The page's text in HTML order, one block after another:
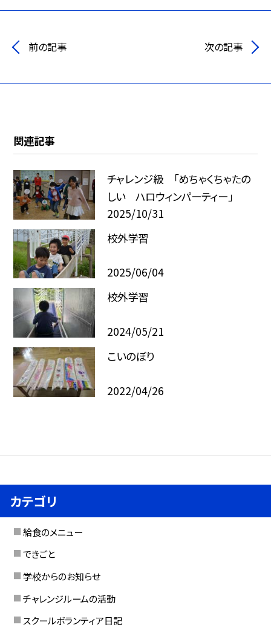
前の記事 次の記事
関連記事
チャレンジ級 「めちゃくちゃたの
しい ハロウィンパーティー」
2025/10/31
校外学習
2025/06/04
校外学習
2024/05/21
こいのぼり
2022/04/26
カテゴリ
給食のメニュー
できごと
学校からのお知らせ
チャレンジルームの活動
スクールボランティア日記